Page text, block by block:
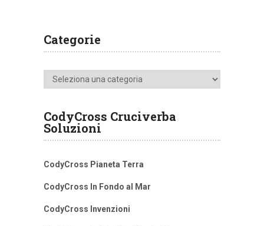
Categorie
Categorie
CodyCross Cruciverba
Soluzioni
CodyCross Pianeta Terra
CodyCross In Fondo al Mar
CodyCross Invenzioni